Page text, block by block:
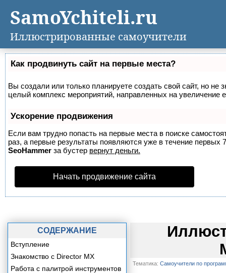
Как продвинуть сайт на первые места?
Вы создали или только планируете создать свой сайт, но не
целый комплекс мероприятий, направленных на увеличение
Ускорение продвижения
Если вам трудно попасть на первые места в поиске
раз, а первые результаты появляются уже в течение первых
SeoHammer за бустер вернут деньги.
Начать продвижение сайта
Тематика: Самоучители по
СОДЕРЖАНИЕ
Вступление
Знакомство с Director MX
Работа с палитрой инструментов
SamoYchiteli.ru
Иллюстрированные самоучители